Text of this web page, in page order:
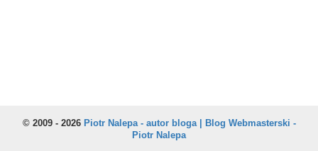
© 2009 - 2026 Piotr Nalepa - autor bloga | Blog Webmasterski -
Piotr Nalepa